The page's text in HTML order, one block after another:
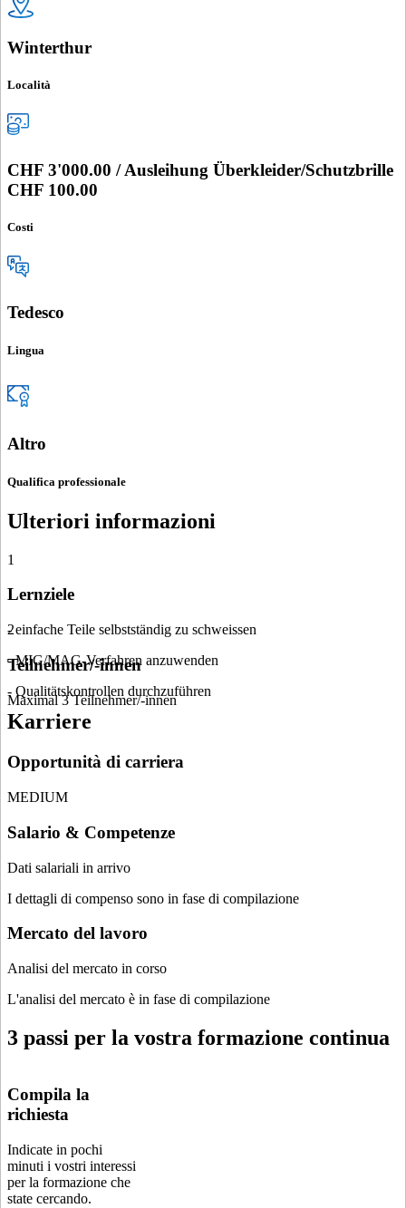
Winterthur
Località
CHF 3'000.00 / Ausleihung Überkleider/Schutzbrille
CHF 100.00
Costi
Tedesco
Lingua
Altro
Qualifica professionale
Ulteriori informazioni
1
Lernziele
- einfache Teile selbstständig zu schweissen
- MIG/MAG-Verfahren anzuwenden
- Qualitätskontrollen durchzuführen
2
Teilnehmer/-innen
Maximal 3 Teilnehmer/-innen
Karriere
Opportunità di carriera
MEDIUM
Salario & Competenze
Dati salariali in arrivo
I dettagli di compenso sono in fase di compilazione
Mercato del lavoro
Analisi del mercato in corso
L'analisi del mercato è in fase di compilazione
3 passi per la vostra formazione continua
Compila la
richiesta
Indicate in pochi
minuti i vostri interessi
per la formazione che
state cercando.